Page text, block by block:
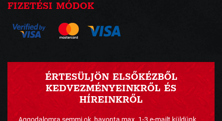
FIZETÉSI MÓDOK
ÉRTESÜLJÖN ELSŐKÉZBŐL
KEDVEZMÉNYEINKRŐL ÉS
HÍREINKRŐL